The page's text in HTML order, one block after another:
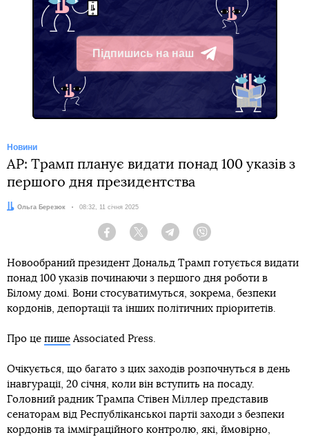
Підпишись на наш
Telegram
Новини
AP: Трамп планує видати понад 100 указів з
першого дня президентства
Автор:
Ольга Березюк Дата:
08:32, 11 січня 2025
Facebook Twitter Telegram
Новообраний президент Дональд Трамп готується видати
понад 100 указів починаючи з першого дня роботи в
Білому домі. Вони стосуватимуться, зокрема, безпеки
кордонів, депортації та інших політичних пріоритетів.
Про це пише Associated Press.
Очікується, що багато з цих заходів розпочнуться в день
інавгурації, 20 січня, коли він вступить на посаду.
Головний радник Трампа Стівен Міллер представив
сенаторам від Республіканської партії заходи з безпеки
кордонів та імміграційного контролю, які, ймовірно,